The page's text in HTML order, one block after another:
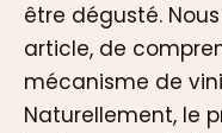
être dégusté.
article, de
mécanisme de
Naturellement, le